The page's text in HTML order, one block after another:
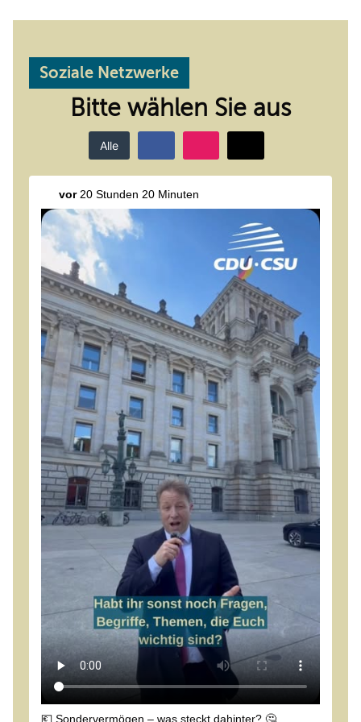
Soziale Netzwerke
Bitte wählen Sie aus
Alle
vor20 Stunden 20 Minuten
💶 Sondervermögen – was steckt dahinter? 🤔